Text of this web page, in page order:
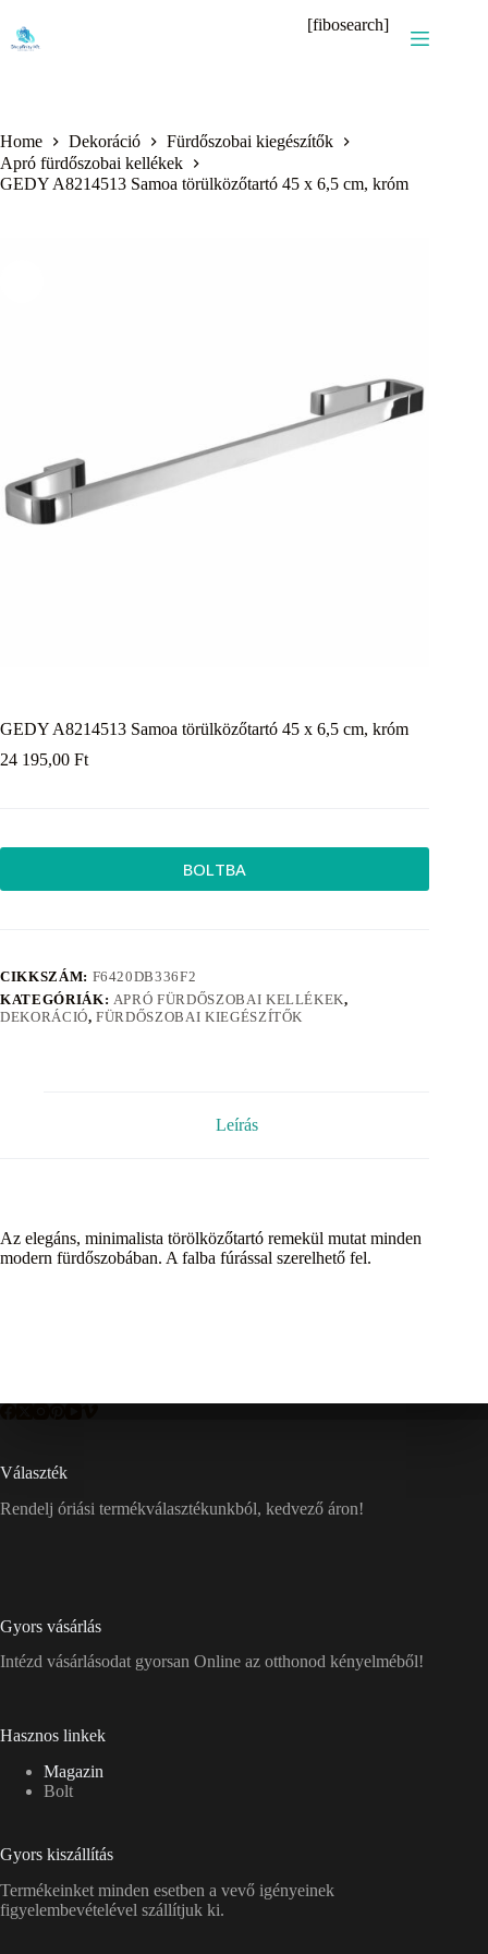
content
[fibosearch]
Home Dekoráció
Fürdőszobai kiegészítők
Apró fürdőszobai kellékek
GEDY A8214513 Samoa törülközőtartó 45 x 6,5 cm, króm
GEDY A8214513 Samoa törülközőtartó 45 x 6,5 cm, króm
24 195,00 Ft
BOLTBA
CIKKSZÁM: F6420DB336F2
KATEGÓRIÁK: APRÓ FÜRDŐSZOBAI KELLÉKEK,
DEKORÁCIÓ,FÜRDŐSZOBAI KIEGÉSZÍTŐK
Leírás
Az elegáns, minimalista törölközőtartó remekül mutat minden
modern fürdőszobában. A falba fúrással szerelhető fel.
Választék
Rendelj óriási termékválasztékunkból, kedvező áron!
Gyors vásárlás
Intézd vásárlásodat gyorsan Online az otthonod kényelméből!
Hasznos linkek
Magazin
Bolt
Gyors kiszállítás
Termékeinket minden esetben a vevő igényeinek
figyelembevételével szállítjuk ki.